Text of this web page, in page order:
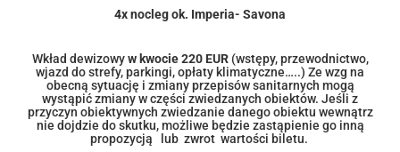
4x nocleg ok. Imperia- Savona
Wkład dewizowyw kwocie220EUR(wstępy, przewodnictwo,
wjazd do strefy, parkingi, opłaty klimatyczne…..) Ze wzg na
obecną sytuację i zmiany przepisów sanitarnych mogą
wystąpić zmiany w części zwiedzanych obiektów. Jeśli z
przyczyn obiektywnych zwiedzanie danego obiektu wewnątrz
nie dojdzie do skutku, możliwe będzie zastąpienie go inną
propozycją lub zwrot wartości biletu.